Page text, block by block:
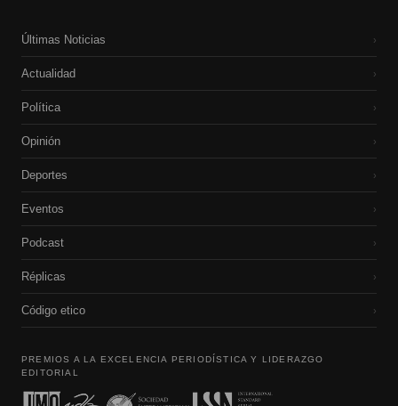
Últimas Noticias ›
Actualidad ›
Política ›
Opinión ›
Deportes ›
Eventos ›
Podcast ›
Réplicas ›
Código etico ›
PREMIOS A LA EXCELENCIA PERIODÍSTICA Y LIDERAZGO
EDITORIAL